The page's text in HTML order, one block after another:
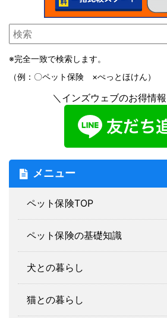
※完全一致で検索します。
（例：〇ペット保険 ×ぺっとほけん）
＼インズウェブのお得情
メニュー
ペット保険TOP
ペット保険の基礎知識
犬との暮らし
猫との暮らし